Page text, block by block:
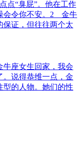
点“臭屁”。他在工作
会令你不安。2 金牛
保证，但往往两个太
牛座女生回家，我会
说得恭维一点，金
型的人物。她们的性